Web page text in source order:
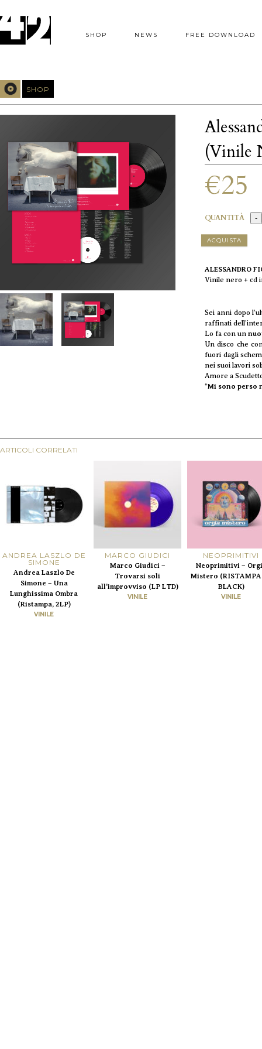
SHOP NEWS FREE DOWNLOAD
SHOP
(Vinile
€25
QUANTITÀ
ACQUISTA
ALESSANDRO
Vinile nero + cd
Sei anni dopo
raffinati
Lo fa con un
Un disco che
fuori dagli
nei suoi lavori
Amore a
“Mi sono perso
ARTICOLI CORRELATI
ANDREA LASZLO DE
SIMONE
Andrea Laszlo De
Simone – Una
Lunghissima Ombra
(Ristampa, 2LP)
VINILE
MARCO GIUDICI
Marco Giudici –
Trovarsi soli
all’improvviso (LP LTD)
VINILE
NEOPRIMITIVI
Neoprimitivi –
Mistero (RISTAMPA
BLACK)
VINILE